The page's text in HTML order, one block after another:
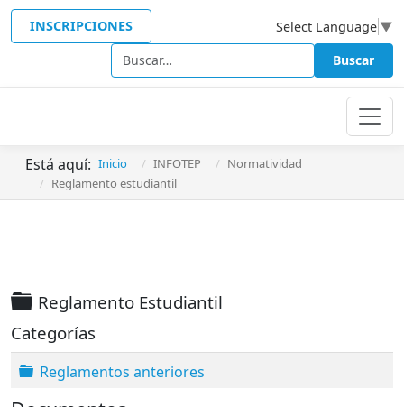
INSCRIPCIONES Select Language ▼
Buscar Buscar
Está aquí: Inicio INFOTEP
Normatividad
Reglamento estudiantil
Carpeta
Reglamento Estudiantil
Categorías
Carpeta
Reglamentos anteriores